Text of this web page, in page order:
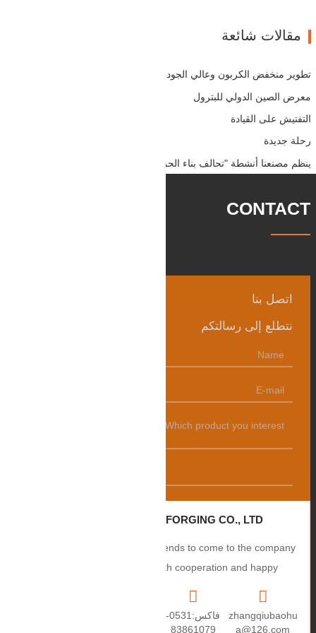
مقالات شائعة
تطوير منخفض الكربون وعالي الجودة
معرض الصين الدولي للبترول
التفتيش على القيادة
رحلة جديدة
ينظم مصنعنا أنشطة "تحالف بناء الحزب"
CONTACT
اتصل بنا
نتطلع إلى رسالتكم
ZHANGQIU BAOHUA FORGING CO., LTD.
Sincerely welcome users and friends to come to the company
فاكس:0531-
83861079
zhangqiubaohu
a@126.com